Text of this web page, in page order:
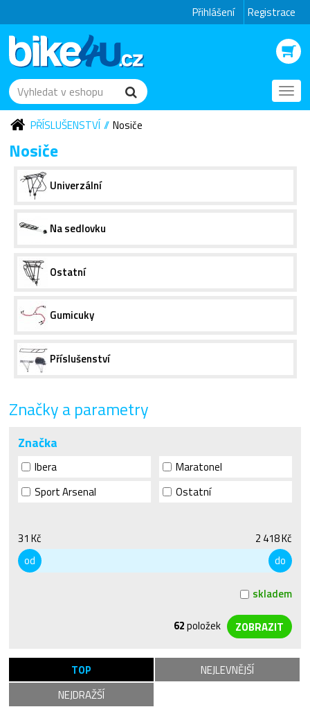
Přihlášení Registrace
PŘÍSLUŠENSTVÍ
Nosiče
Nosiče
Univerzální
Na sedlovku
Ostatní
Gumicuky
Příslušenství
Značky a parametry
Značka
Ibera
Maratonel
Sport Arsenal
Ostatní
31 Kč
2 418 Kč
od
do
skladem
62položek
TOP
NEJLEVNĚJŠÍ
NEJDRAŽŠÍ